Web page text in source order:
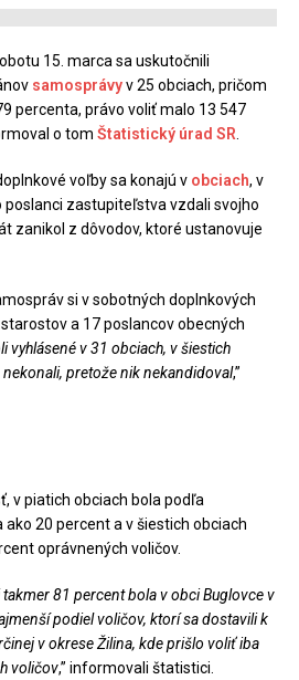
15. marca sa uskutočnili
samosprávyv 25 obciach, pričom
percenta, právo voliť malo 13 547
o tom Štatistický úrad SR
voľby sa konajú v obciach, v
poslanci zastupiteľstva vzdali svojho
zanikol z dôvodov, ktoré ustanovuje
si v sobotných doplnkových
a 17 poslancov obecných
vyhlásené v 31 obciach, v šiestich
pretože nik nekandidoval,”
v piatich obciach bola podľa
20 percent a v šiestich obciach
oprávnených voličov.
81 percent bola v obci Buglovce v
podiel voličov, ktorí sa dostavili k
v okrese Žilina, kde prišlo voliť iba
voličov,” informovali štatistici.